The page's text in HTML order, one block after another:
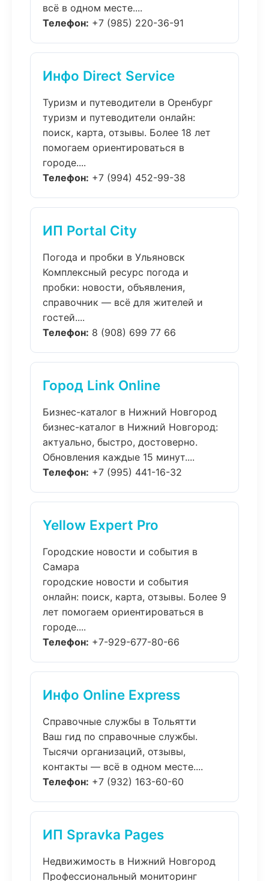
всё в одном месте....
Телефон: +7 (985) 220-36-91
Инфо Direct Service
Туризм и путеводители в Оренбург
туризм и путеводители онлайн:
поиск, карта, отзывы. Более 18 лет
помогаем ориентироваться в
городе....
Телефон: +7 (994) 452-99-38
ИП Portal City
Погода и пробки в Ульяновск
Комплексный ресурс погода и
пробки: новости, объявления,
справочник — всё для жителей и
гостей....
Телефон: 8 (908) 699 77 66
Город Link Online
Бизнес-каталог в Нижний Новгород
бизнес-каталог в Нижний Новгород:
актуально, быстро, достоверно.
Обновления каждые 15 минут....
Телефон: +7 (995) 441-16-32
Yellow Expert Pro
Городские новости и события в
Самара
городские новости и события
онлайн: поиск, карта, отзывы. Более 9
лет помогаем ориентироваться в
городе....
Телефон: +7-929-677-80-66
Инфо Online Express
Справочные службы в Тольятти
Ваш гид по справочные службы.
Тысячи организаций, отзывы,
контакты — всё в одном месте....
Телефон: +7 (932) 163-60-60
ИП Spravka Pages
Недвижимость в Нижний Новгород
Профессиональный мониторинг